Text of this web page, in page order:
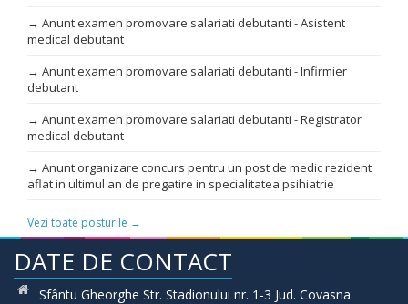
→ Anunt examen promovare salariati debutanti - Asistent
medical debutant
→ Anunt examen promovare salariati debutanti - Infirmier
debutant
→ Anunt examen promovare salariati debutanti - Registrator
medical debutant
→ Anunt organizare concurs pentru un post de medic rezident
aflat in ultimul an de pregatire in specialitatea psihiatrie
Vezi toate posturile →
DATE DE CONTACT
Sfântu Gheorghe Str. Stadionului nr. 1-3 Jud. Covasna